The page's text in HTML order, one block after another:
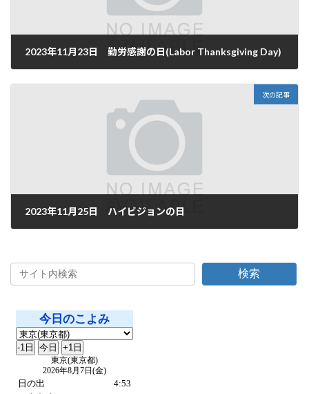
2023年11月23日 勤労感謝の日(Labor Thanksgiving Day)
次の記事
2023年11月25日 ハイビジョンの日
検索